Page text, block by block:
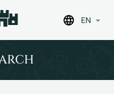
EN